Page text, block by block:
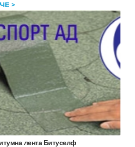
>
лента Битуселф